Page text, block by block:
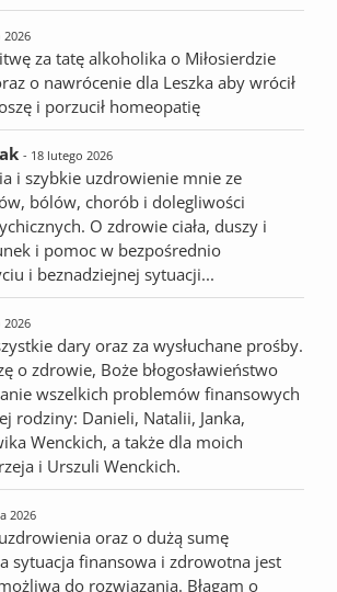
2026
za tatę alkoholika o Miłosierdzie
o nawrócenie dla Leszka aby wrócił
i porzucił homeopatię
- 18 lutego 2026
i szybkie uzdrowienie mnie ze
bólów, chorób i dolegliwości
O zdrowie ciała, duszy i
i pomoc w bezpośrednio
i beznadziejnej sytuacji...
2026
dary oraz za wysłuchane prośby.
o zdrowie, Boże błogosławieństwo
wszelkich problemów finansowych
rodziny: Danieli, Natalii, Janka,
Wenckich, a także dla moich
i Urszuli Wenckich.
2026
oraz o dużą sumę
sytuacja finansowa i zdrowotna jest
do rozwiązania. Błagam o